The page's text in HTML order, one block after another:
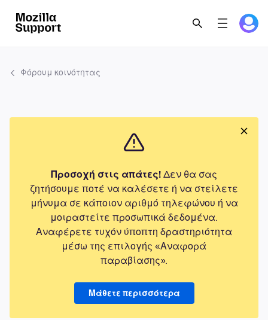
Φόρουμ κοινότητας
Προσοχή στις απάτες! Δεν θα σας
ζητήσουμε ποτέ να καλέσετε ή να στείλετε
μήνυμα σε κάποιον αριθμό τηλεφώνου ή να
μοιραστείτε προσωπικά δεδομένα.
Αναφέρετε τυχόν ύποπτη δραστηριότητα
μέσω της επιλογής «Αναφορά
παραβίασης».
Μάθετε περισσότερα